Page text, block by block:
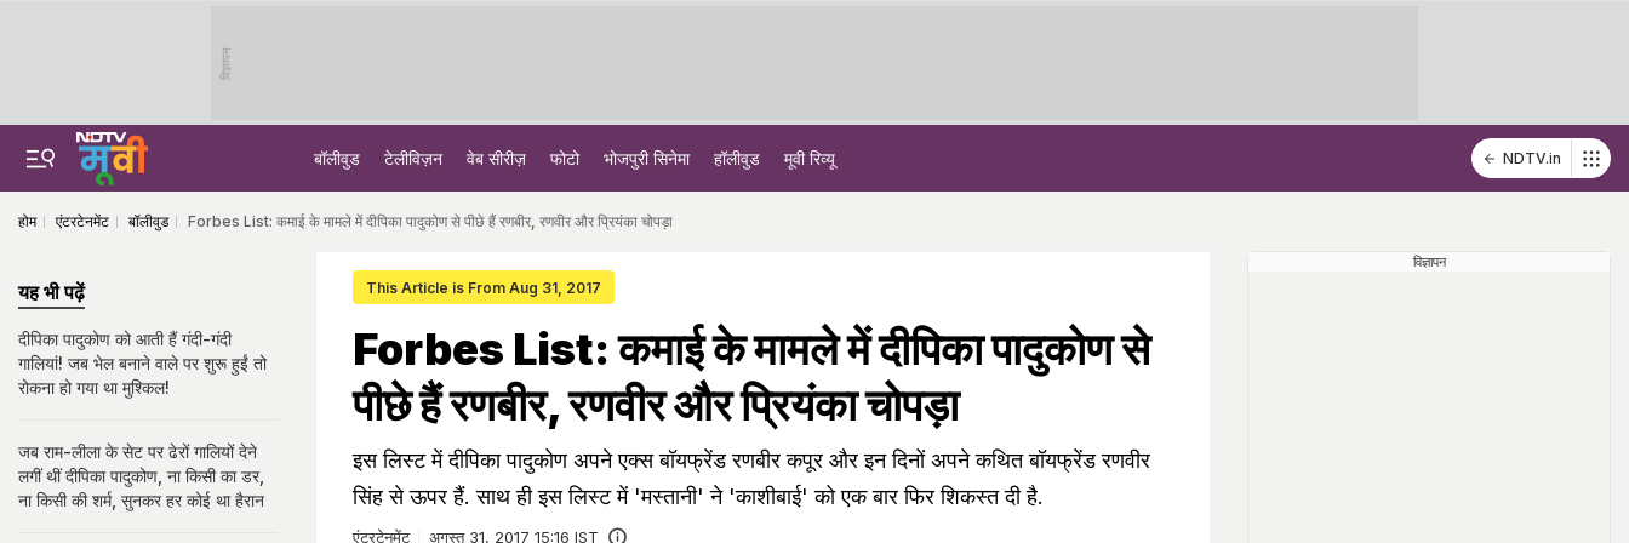
विज्ञापन
बॉलीवुड टेलीविज़न वेब सीरीज़ फोटो भोजपुरी सिनेमा हॉलीवुड मूवी रिव्यू NDTV.in
होम एंटरटेनमेंट बॉलीवुड Forbes List: कमाई के मामले में दीपिका पादुकोण से पीछे हैं रणबीर, रणवीर और प्रियंका चोपड़ा
This Article is From Aug 31, 2017
Forbes List: कमाई के मामले में दीपिका पादुकोण से
पीछे हैं रणबीर, रणवीर और प्रियंका चोपड़ा
इस लिस्‍ट में दीपिका पादुकोण अपने एक्‍स बॉयफ्रेंड रणबीर कपूर और इन दिनों अपने कथित बॉयफ्रेंड रणवीर
सिंह से ऊपर हैं. साथ ही इस लिस्‍ट में 'मस्‍तानी' ने 'काशीबाई' को एक बार फिर शिकस्‍त दी है.
एंटरटेनमेंट अगस्त 31, 2017 15:16 IST
यह भी पढ़ें
दीपिका पादुकोण को आती हैं गंदी-गंदी
गालियां! जब भेल बनाने वाले पर शुरू हुईं तो
रोकना हो गया था मुश्किल!
जब राम-लीला के सेट पर ढेरों गालियों देने
लगीं थीं दीपिका पादुकोण, ना किसी का डर,
ना किसी की शर्म, सुनकर हर कोई था हैरान
विज्ञापन